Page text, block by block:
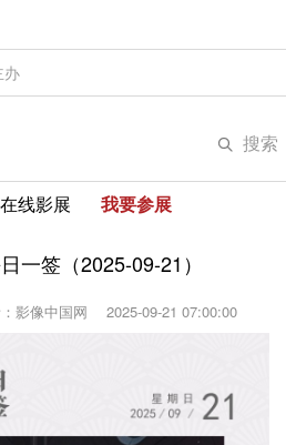
办
搜索
在线影展 我要参展
一签（2025-09-21）
影像中国网 2025-09-21 07:00:00